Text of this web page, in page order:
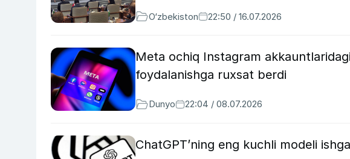
O‘zbekiston 22:50 / 16.07.2026
Meta ochiq Instagram
foydalanishga ruxsat berdi
Dunyo 22:04 / 08.07.2026
ChatGPT’ning eng kuchli modeli